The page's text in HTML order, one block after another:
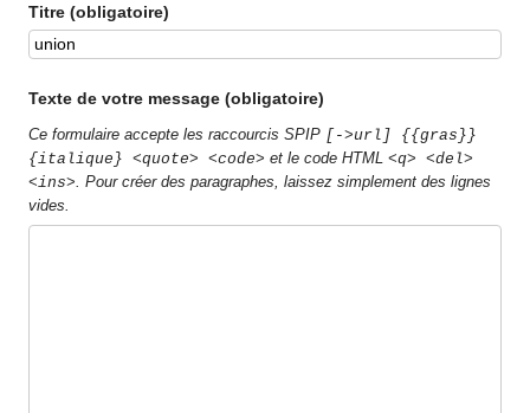
Titre (obligatoire)
Texte de votre message (obligatoire)
Ce formulaire accepte les raccourcis SPIP [->url] {{gras}}
{italique} <quote> <code> et le code HTML<q> <del>
<ins>. Pour créer des paragraphes, laissez simplement des lignes
vides.